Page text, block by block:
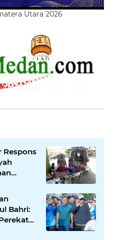
Utara 2026
Respons
Bahri: